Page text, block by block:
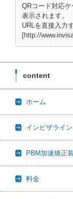
QRコード対応
表示されます。
URLを直接入力
[http://
content
ホーム
インビザライ
PBM加速矯正
料金